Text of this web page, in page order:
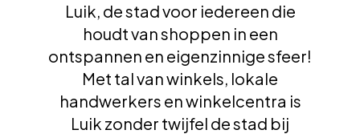
Onze suggesties
Pays de Liège
Luik, de stad voor iedereen die
houdt van shoppen in een
ontspannen en eigenzinnige sfeer!
Met tal van winkels, lokale
handwerkers en winkelcentra is
Luik zonder twijfel de stad bij